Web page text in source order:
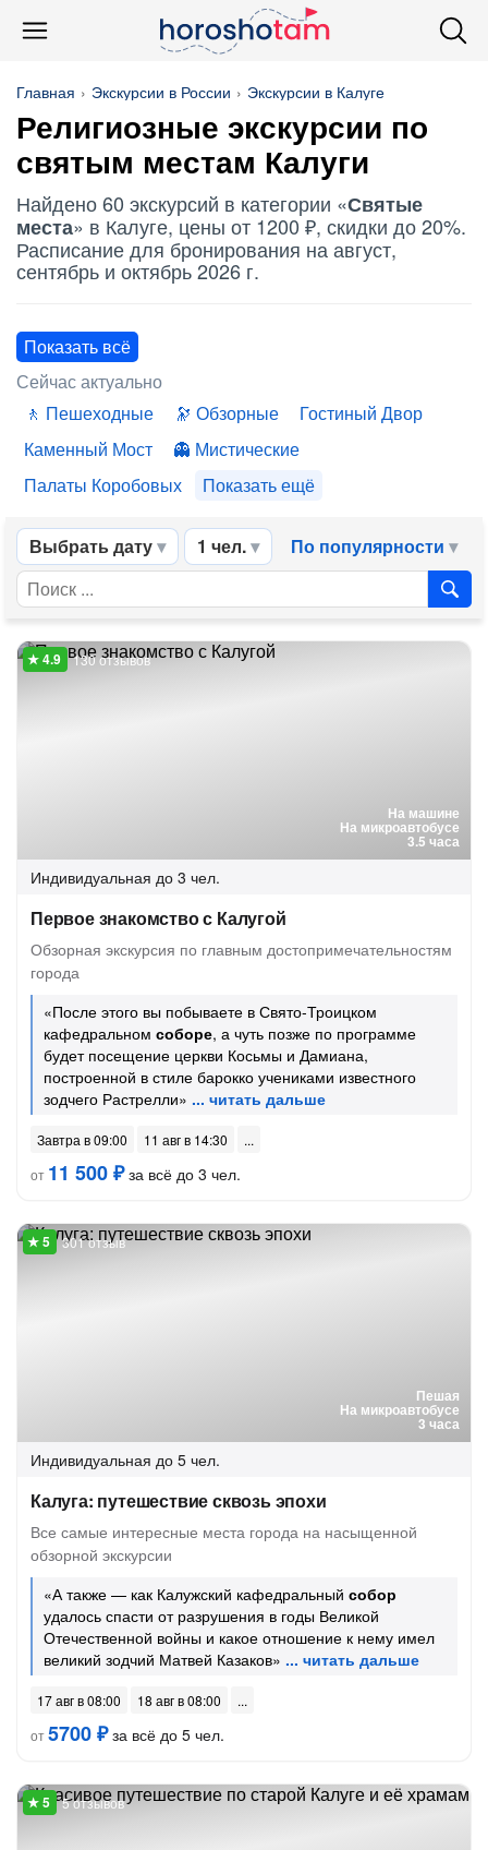
Главная Экскурсии в России Экскурсии в Калуге
Религиозные экскурсии по
святым местам Калуги
Найдено 60 экскурсий в категории «Святые
места» в Калуге, цены от 1200 ₽, скидки до 20%.
Расписание для бронирования на август,
сентябрь и октябрь 2026 г.
Показать всё
Сейчас актуально
Пешеходные
Обзорные
Гостиный Двор
Каменный Мост
Мистические
Палаты Коробовых
Показать ещё
Выбрать дату 1 чел. По популярности
На машине
На микроавтобусе
3.5 часа
130 отзывов
Индивидуальная до 3 чел.
Первое знакомство с Калугой
Обзорная экскурсия по главным достопримечательностям
города
«После этого вы побываете в Свято-Троицком
кафедральном соборе, а чуть позже по программе
будет посещение церкви Косьмы и Дамиана,
построенной в стиле барокко учениками известного
зодчего Растрелли»
Завтра в 09:00
11 авг в 14:30
от 11 500 ₽за всё до 3 чел.
Пешая
На микроавтобусе
3 часа
301 отзыв
Индивидуальная до 5 чел.
Калуга: путешествие сквозь эпохи
Все самые интересные места города на насыщенной
обзорной экскурсии
«А также — как Калужский кафедральный собор
удалось спасти от разрушения в годы Великой
Отечественной войны и какое отношение к нему имел
великий зодчий Матвей Казаков»
17 авг в 08:00
18 авг в 08:00
от5700 ₽за всё до 5 чел.
5 отзывов